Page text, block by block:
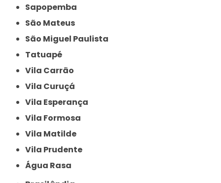
Sapopemba
São Mateus
São Miguel Paulista
Tatuapé
Vila Carrão
Vila Curuçá
Vila Esperança
Vila Formosa
Vila Matilde
Vila Prudente
Água Rasa